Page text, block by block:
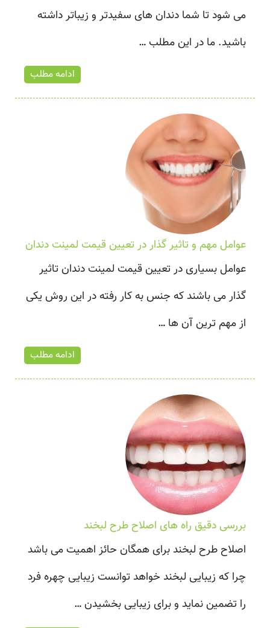
می شود تا شما دندان های سفیدتر و زیباتر داشته
باشید. ما در این مطلب…
ادامه مطلب
عوامل مهم و تاثیر گذار در تعیین قیمت لمینت دندان
عوامل بسیاری در تعیین قیمت لمینت دندان تاثیر
گذار می باشند که جنس به کار رفته در این روش یکی
از مهم ترین آن ها …
ادامه مطلب
بررسی دقیق راه های اصلاح طرح لبخند
اصلاح طرح لبخند برای همگان حائز اهمیت می باشد
چرا که زیبایی لبخند خواهد توانست زیبایی چهره فرد
را تضمین نماید و برای زیبایی بخشیدن …